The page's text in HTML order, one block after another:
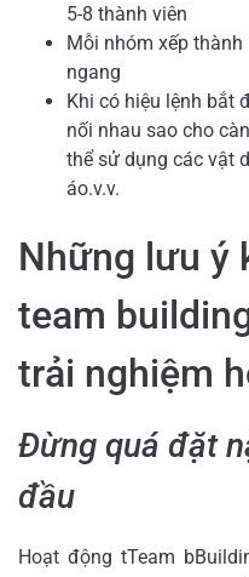
5-8 thành viên
Mỗi nhóm xếp
ngang
Khi có hiệu lệnh bắt
nối nhau sao cho
thể sử dụng các vật
áo.v.v.
Những lưu ý
team
trải nghiệm
Đừng quá đặt
đầu
Hoạt động tTeam